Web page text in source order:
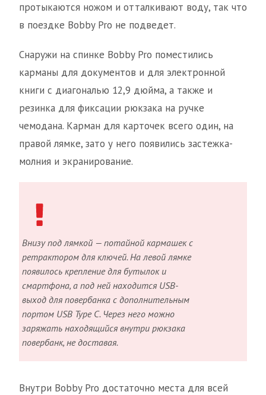
протыкаются ножом и отталкивают воду, так что
в поездке Bobby Pro не подведет.
Снаружи на спинке Bobby Pro поместились
карманы для документов и для электронной
книги с диагональю 12,9 дюйма, а также и
резинка для фиксации рюкзака на ручке
чемодана. Карман для карточек всего один, на
правой лямке, зато у него появились застежка-
молния и экранирование.
Внизу под лямкой — потайной кармашек с
ретрактором для ключей. На левой лямке
появилось крепление для бутылок и
смартфона, а под ней находится USB-
выход для повербанка с дополнительным
портом USB Type C. Через него можно
заряжать находящийся внутри рюкзака
повербанк, не доставая.
Внутри Bobby Pro достаточно места для всей